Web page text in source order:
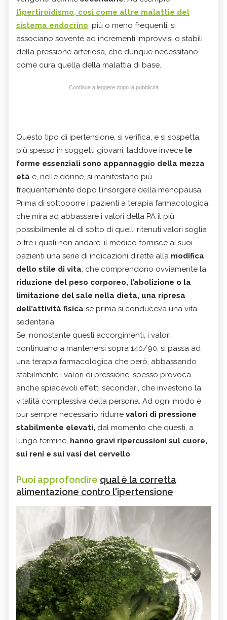
l’ipertiroidismo, così come altre malattie del
sistema endocrino, più o meno frequenti, si
associano sovente ad incrementi improvvisi o stabili
della pressione arteriosa, che dunque necessitano
come cura quella della malattia di base.
Continua a leggere dopo la pubblicità
Questo tipo di ipertensione, si verifica, e si sospetta,
più spesso in soggetti giovani, laddove invece le
forme essenziali sono appannaggio della mezza
età e, nelle donne, si manifestano più
frequentemente dopo l’insorgere della menopausa.
Prima di sottoporre i pazienti a terapia farmacologica,
che mira ad abbassare i valori della PA il più
possibilmente al di sotto di quelli ritenuti valori soglia
oltre i quali non andare, il medico fornisce ai suoi
pazienti una serie di indicazioni dirette alla modifica
dello stile di vita, che comprendono ovviamente la
riduzione del peso corporeo, l’abolizione o la
limitazione del sale nella dieta, una ripresa
dell’attività fisica se prima si conduceva una vita
sedentaria.
Se, nonostante questi accorgimenti, i valori
continuano a mantenersi sopra 140/90, si passa ad
una terapia farmacologica che però, abbassando
stabilmente i valori di pressione, spesso provoca
anche spiacevoli effetti secondari, che investono la
vitalità complessiva della persona. Ad ogni modo è
pur sempre necessario ridurre valori di pressione
stabilmente elevati, dal momento che questi, a
lungo termine, hanno gravi ripercussioni sul cuore,
sui reni e sui vasi del cervello.
Puoi approfondire qual è la corretta
alimentazione contro l'ipertensione